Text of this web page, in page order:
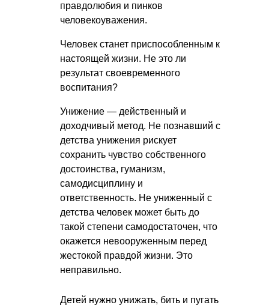
правдолюбия и пинков
человекоуважения.
Человек станет приспособленным к
настоящей жизни. Не это ли
результат своевременного
воспитания?
Унижение — действенный и
доходчивый метод. Не познавший с
детства унижения рискует
сохранить чувство собственного
достоинства, гуманизм,
самодисциплину и
ответственность. Не униженный с
детства человек может быть до
такой степени самодостаточен, что
окажется невооруженным перед
жестокой правдой жизни. Это
неправильно.
Детей нужно унижать, бить и пугать